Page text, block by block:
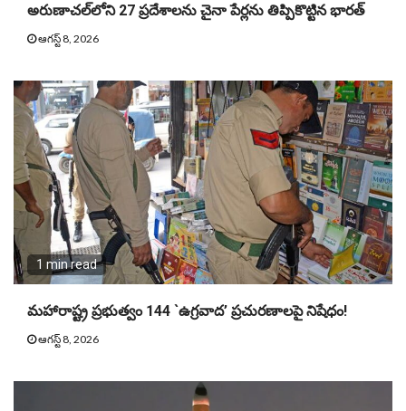
అరుణాచల్‌లోని 27 ప్రదేశాలను చైనా పేర్లను తిప్పికొట్టిన భారత్
ఆగస్ట్ 8, 2026
1 min read
మహారాష్ట్ర ప్రభుత్వం 144 `ఉగ్రవాద’ ప్రచురణాలపై నిషేధం!
ఆగస్ట్ 8, 2026